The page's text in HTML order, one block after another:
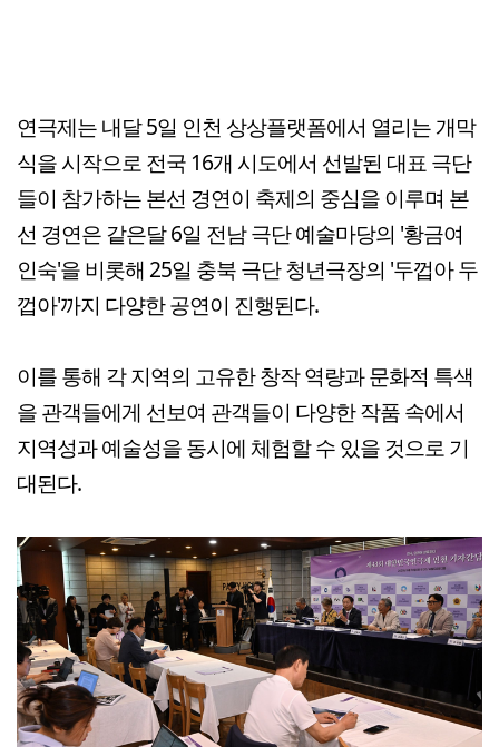
연극제는 내달 5일 인천 상상플랫폼에서 열리는 개막
식을 시작으로 전국 16개 시도에서 선발된 대표 극단
들이 참가하는 본선 경연이 축제의 중심을 이루며 본
선 경연은 같은달 6일 전남 극단 예술마당의 '황금여
인숙'을 비롯해 25일 충북 극단 청년극장의 '두껍아 두
껍아'까지 다양한 공연이 진행된다.
이를 통해 각 지역의 고유한 창작 역량과 문화적 특색
을 관객들에게 선보여 관객들이 다양한 작품 속에서
지역성과 예술성을 동시에 체험할 수 있을 것으로 기
대된다.